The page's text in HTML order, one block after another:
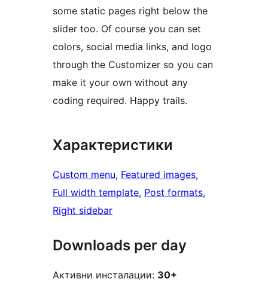
some static pages right below the
slider too. Of course you can set
colors, social media links, and logo
through the Customizer so you can
make it your own without any
coding required. Happy trails.
Характеристики
Custom menu, Featured images
Full width template, Post formats
Right sidebar
Downloads per day
Активни инсталации: 30+